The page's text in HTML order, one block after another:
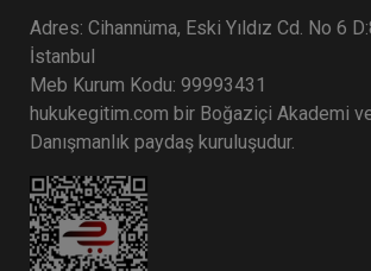
Adres: Cihannüma, Eski Yıldız Cd. No 6
İstanbul
Meb Kurum Kodu: 99993431
hukukegitim.com bir Boğaziçi Akademi
Danışmanlık paydaş kuruluşudur.